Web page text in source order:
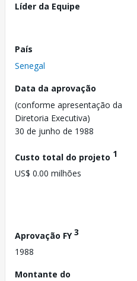
Líder da Equipe
País
Senegal
Data da aprovação
(conforme apresentação da
Diretoria Executiva)
30 de junho de 1988
Custo total do projeto 1
US$ 0.00 milhões
Aprovação FY3
1988
Montante do